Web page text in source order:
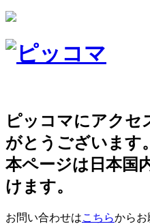
ピッコマにアクセ
がとうございます。
本ページは日本国
けます。
お問い合わせはこちらからお